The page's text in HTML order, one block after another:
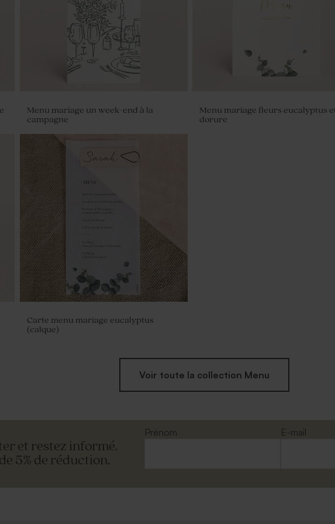
Menu mariage un week-end à la
campagne
Menu mariage fleurs eucalyptus et
dorure
Carte menu mariage eucalyptus
(calque)
Voir toute la collection Menu
et restez informé.
5% de réduction.
Prénom
E-mail